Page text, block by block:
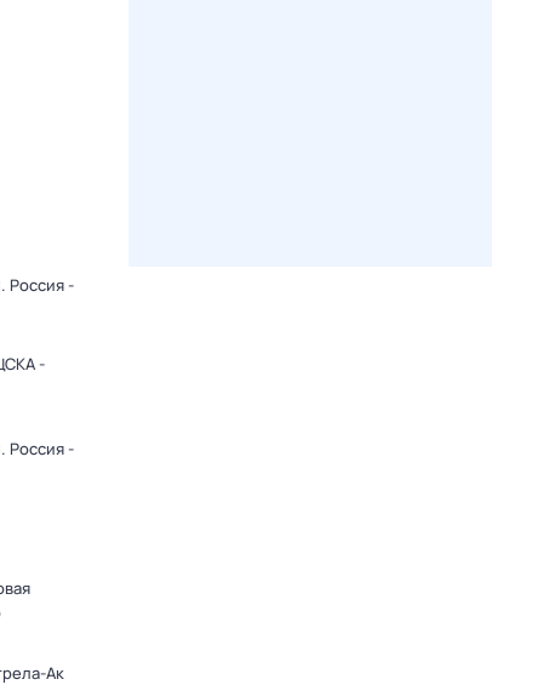
Россия -
-
Россия -
Ак